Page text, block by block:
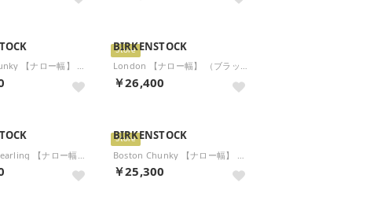
Boston Chunky 【ナロー幅】 （Black/Black）
Store
BIRKENSTOCK
London 【ナロー幅】 （ブラック）
￥26,400
Store
BIRKENSTOCK
￥25,300